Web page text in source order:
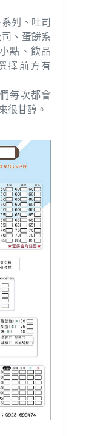
列、吐司
、蛋餅系
點、飲品
擇前方有
每次都會
很甘醇。